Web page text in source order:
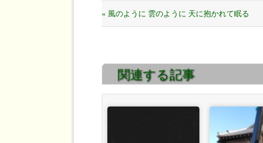
« 風のように 雲のように 天に抱かれて眠る
関連する記事